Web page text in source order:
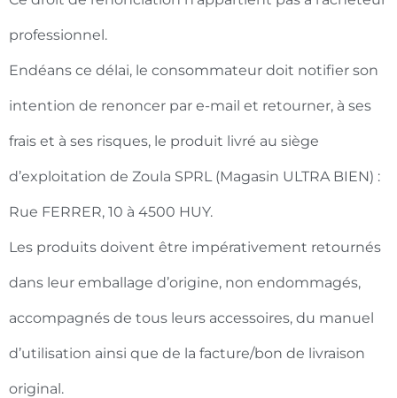
professionnel.
Endéans ce délai, le consommateur doit notifier son
intention de renoncer par e-mail et retourner, à ses
frais et à ses risques, le produit livré au siège
d’exploitation de Zoula SPRL (Magasin ULTRA BIEN) :
Rue FERRER, 10 à 4500 HUY.
Les produits doivent être impérativement retournés
dans leur emballage d’origine, non endommagés,
accompagnés de tous leurs accessoires, du manuel
d’utilisation ainsi que de la facture/bon de livraison
original.